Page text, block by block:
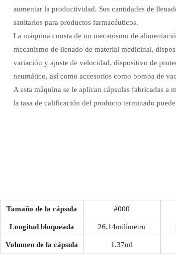
aumentar la productividad. Sus cantidades de
sanitarios para productos farmacéuticos.
La máquina consta de un mecanismo de
mecanismo de llenado de material medicinal,
variación y ajuste de velocidad, dispositivo de
neumático, así como accesorios como bomba de
A esta máquina se le aplican cápsulas fabricadas a
la tasa de calificación del producto terminado
Tamaño de la cápsula #000
Longitud bloqueada 26.14milímetro
Volumen de la cápsula 1.37ml